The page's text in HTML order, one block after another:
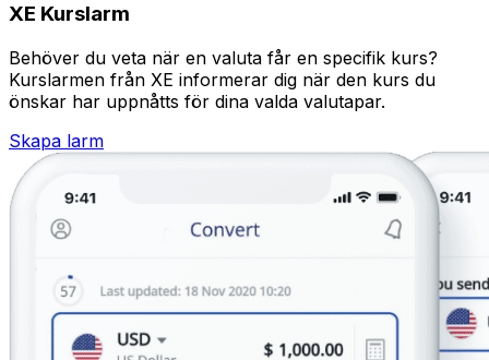
XE Kurslarm
Behöver du veta när en valuta får en specifik kurs?
Kurslarmen från XE informerar dig när den kurs du
önskar har uppnåtts för dina valda valutapar.
Skapa larm